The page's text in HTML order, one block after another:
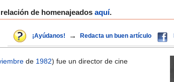
de homenajeados aquí.
¡Ayúdanos! → Redacta un buen artículo
de 1982) fue un director de cine